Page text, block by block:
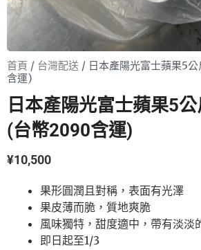
首頁 / 台灣配送 / 日本產陽光富士蘋果5
含運)
日本產陽光富士蘋果5
(台幣2090含運)
¥10,500
果形圓潤且對稱，表面有光澤
果皮薄而脆，質地爽脆
風味獨特，甜度適中，帶有淡淡
即日起至1/3